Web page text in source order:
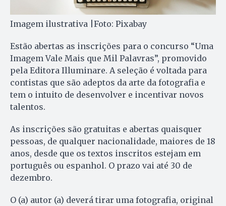
Imagem ilustrativa |Foto: Pixabay
Estão abertas as inscrições para o concurso “Uma
Imagem Vale Mais que Mil Palavras”, promovido
pela Editora Illuminare. A seleção é voltada para
contistas que são adeptos da arte da fotografia e
tem o intuito de desenvolver e incentivar novos
talentos.
As inscrições são gratuitas e abertas quaisquer
pessoas, de qualquer nacionalidade, maiores de 18
anos, desde que os textos inscritos estejam em
português ou espanhol. O prazo vai até 30 de
dezembro.
O (a) autor (a) deverá tirar uma fotografia, original